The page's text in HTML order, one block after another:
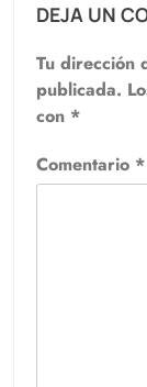
DEJA UN
Tu dirección
publicada.
con *
Comentario *